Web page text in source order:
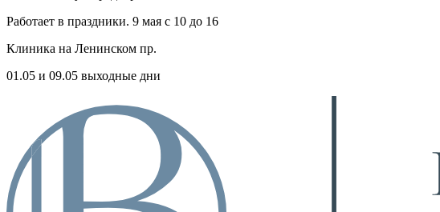
Работает в праздники. 9 мая с 10 до 16
Клиника на Ленинском пр.
01.05 и 09.05 выходные дни